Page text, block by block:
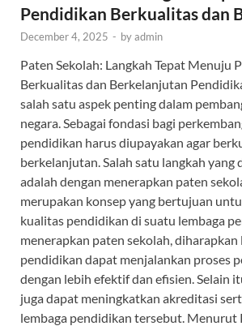
Pendidikan Berkualitas dan
December 4, 2025 - byadmin
Paten Sekolah: Langkah Tepat Menuju
Berkualitas dan Berkelanjutan
salah satu aspek penting dalam
negara. Sebagai fondasi bagi
pendidikan harus diupayakan agar
berkelanjutan. Salah satu langkah yang
adalah dengan menerapkan paten
merupakan konsep yang bertujuan
kualitas pendidikan di suatu lembaga
menerapkan paten sekolah, diharapkan
pendidikan dapat menjalankan proses
dengan lebih efektif dan efisien. Selain
juga dapat meningkatkan akreditasi
lembaga pendidikan tersebut. Menurut